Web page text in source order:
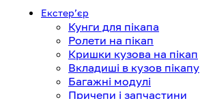
Екстерʼєр
Кунги для пікапа
Ролети на пікап
Кришки кузова на пікап
Вкладиші в кузов пікапу
Багажні модулі
Причепи і запчастини